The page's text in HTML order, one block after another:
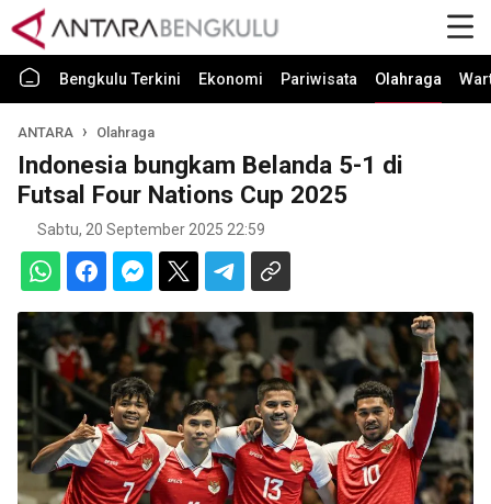
Bengkulu Terkini Ekonomi Pariwisata Olahraga
ANTARA Olahraga
Indonesia bungkam Belanda 5-1 di
Futsal Four Nations Cup 2025
Sabtu, 20 September 2025 22:59